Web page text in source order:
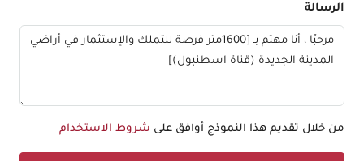
الرسالة
من خلال تقديم هذا النموذج أوافق على شروط الاستخدام